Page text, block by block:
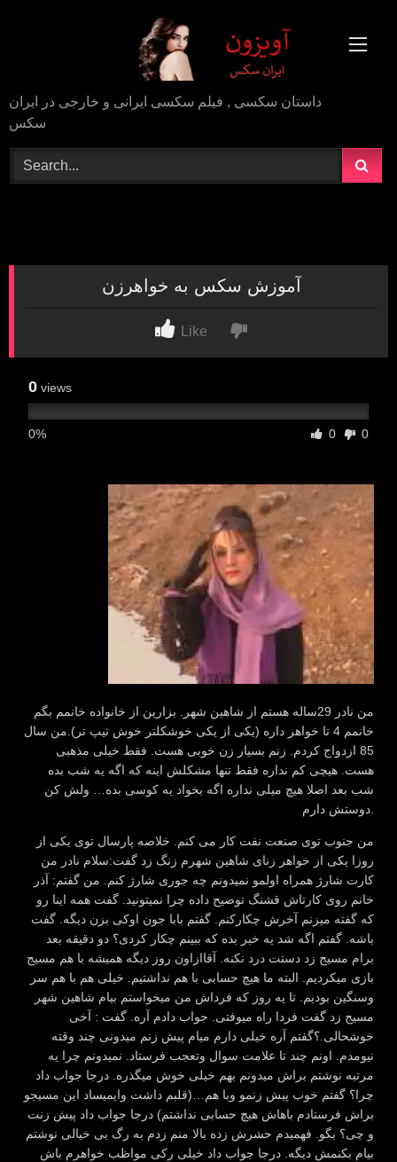
داستان سکسی , فیلم سکسی ایرانی و خارجی در ایران
سکس
آموزش سکس به خواهرزن
Like
0 views
0% 0 0
من نادر 29ساله هستم از شاهین شهر. بزارین از خانواده خانمم بگم
خانمم 4 تا خواهر داره (یکی از یکی خوشکلتر خوش تیپ تر).من سال
85 ازدواج کردم. زنم بسیار زن خوبی هست. فقط خیلی مذهبی
هست. هیچی کم نداره فقط تنها مشکلش اینه که اگه یه شب بده
شب بعد اصلا هیچ میلی نداره اگه بخواد یه کوسی بده… ولش کن
دوستش دارم.
من جنوب توی صنعت نفت کار می کنم. خلاصه پارسال توی یکی از
روزا یکی از خواهر زنای شاهین شهرم زنگ زد گفت:سلام نادر من
کارت شارژ همراه اولمو نمیدونم چه جوری شارژ کنم. من گفتم: آذر
خانم روی کارتاش قشنگ توضیح داده چرا نمیتونید. گفت همه اینا رو
که گفته میزنم آخرش چکارکنم. گفتم بابا جون اوکی بزن دیگه. گفت
باشه. گفتم اگه شد یه خبر بده که ببینم چکار کردی؟ دو دقیقه بعد
برام مسیج زد دستت درد نکنه. آقاازاون روز دیگه همیشه با هم مسیج
بازی میکردیم. البته ما هیچ حسابی با هم نداشتیم. خیلی هم با هم سر
وسنگین بودیم. تا یه روز که فرداش من میخواستم بیام شاهین شهر
مسیج زد گفت فردا راه میوفتی. جواب دادم آره. گفت : آخی
خوشحالی.؟گفتم آره خیلی دارم میام پیش زنم میدونی چند وقته
نیومدم. اونم چند تا علامت سوال وتعجب فرستاد. نمیدونم چرا یه
مرتبه نوشتم براش میدونم بهم خیلی خوش میگذره. درجا جواب داد
چرا؟ گفتم خوب پیش زنمو وبا هم…(قلبم داشت وایمیساد این مسیجو
براش فرستادم باهاش هیچ حسابی نداشتم) درجا جواب داد پیش زنت
و چی؟ بگو. فهمیدم حشرش زده بالا منم زدم به رگ بی خیالی نوشتم
بیام بکنمش دیگه. درجا جواب داد خیلی رکی مواظب خواهرم باش